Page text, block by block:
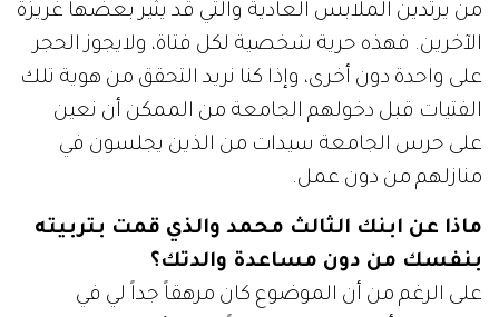
من يرتدين الملابس العادية والتي قد يثير بعضها غريزة
الآخرين. فهذه حرية شخصية لكل فتاة، ولايجوز الحجر
على واحدة دون أخرى، وإذا كنا نريد التحقق من هوية تلك
الفتيات قبل دخولهم الجامعة من الممكن أن نعين
على حرس الجامعة سيدات من الذين يجلسون في
منازلهم من دون عمل.
ماذا عن ابنك الثالث محمد والذي قمت بتربيته
بنفسك من دون مساعدة والدتك؟
على الرغم من أن الموضوع كان مرهقاً جداً لي في